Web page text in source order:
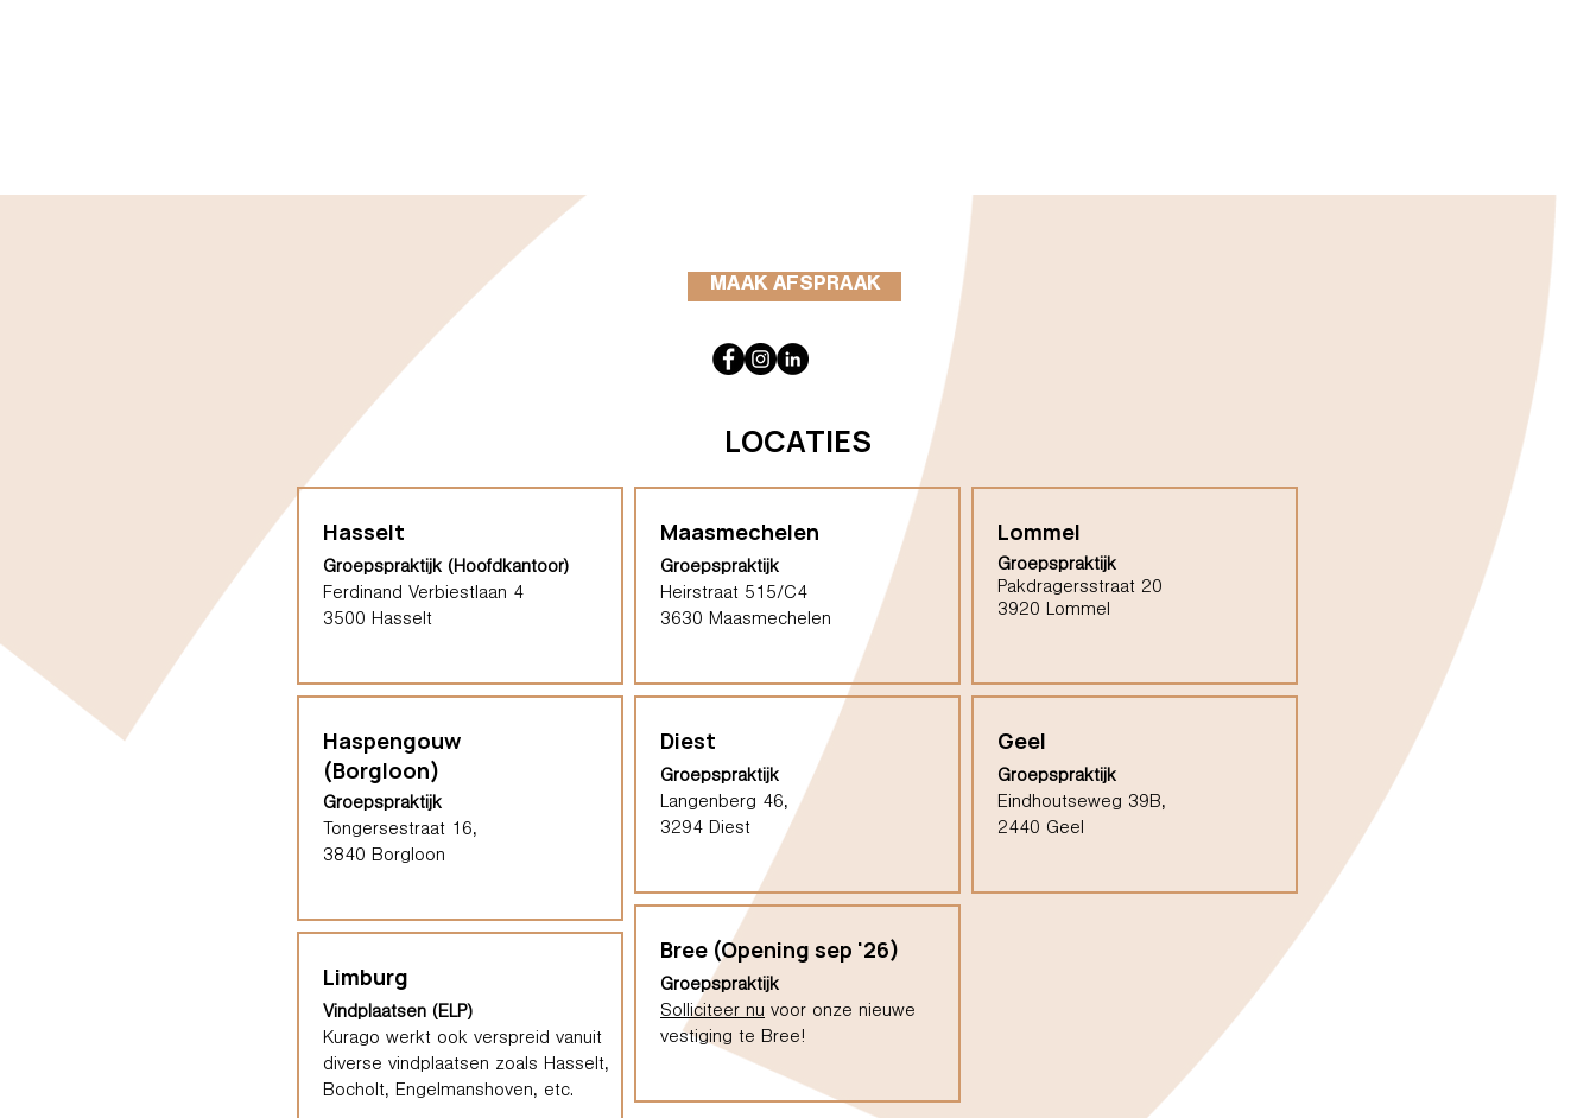
MAAK AFSPRAAK
LOCATIES
Hasselt
Groepspraktijk (Hoofdkantoor)
Ferdinand Verbiestlaan 4
3500 Hasselt
Haspengouw
(Borgloon)
Groepspraktijk
Tongersestraat 16,
3840 Borgloon
Limburg
Vindplaatsen (ELP)
Kurago werkt ook verspreid vanuit
diverse vindplaatsen zoals Hasselt,
Bocholt, Engelmanshoven, etc.
Maasmechelen
Groepspraktijk
Heirstraat 515/C4
3630 Maasmechelen
Diest
Groepspraktijk
Langenberg 46,
3294 Diest
Bree (Opening sep '26)
Groepspraktijk
Solliciteer nu voor onze nieuwe
vestiging te Bree!
Lommel
Groepspraktijk
Pakdragersstraat 20
3920 Lommel
Geel
Groepspraktijk
Eindhoutseweg 39B,
2440 Geel